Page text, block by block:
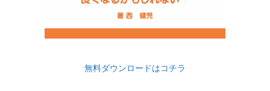
無料ダウンロードはコチラ